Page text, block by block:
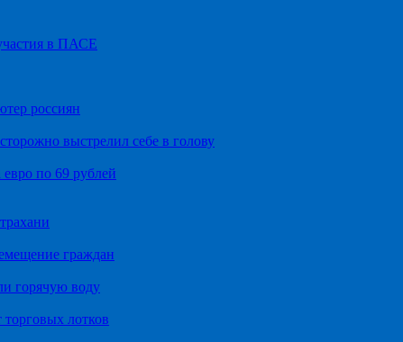
в ПАСЕ
россиян
выстрелил себе в голову
по 69 рублей
граждан
горячую воду
лотков